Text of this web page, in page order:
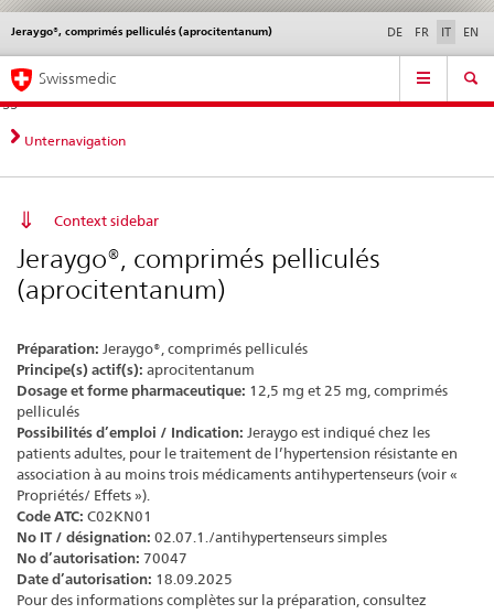
Navigazione
diretta:
novità,
aspetti
contatto
Novità &
norme
Contatto | Supporto &
aiuto
Jeraygo®, comprimés pelliculés (aprocitentanum) DE FR IT EN
Service
Navigation
Swissmedic
Unternavigation
Context sidebar
Jeraygo®, comprimés pelliculés
(aprocitentanum)
Préparation: Jeraygo®, comprimés pelliculés
Principe(s) actif(s): aprocitentanum
Dosage et forme pharmaceutique: 12,5 mg et 25 mg, comprimés
pelliculés
Possibilités d’emploi / Indication: Jeraygo est indiqué chez les
patients adultes, pour le traitement de l’hypertension résistante en
association à au moins trois médicaments antihypertenseurs (voir «
Propriétés/ Effets »).
Code ATC: C02KN01
No IT / désignation: 02.07.1./antihypertenseurs simples
No d’autorisation: 70047
Date d’autorisation: 18.09.2025
Pour des informations complètes sur la préparation, consultez